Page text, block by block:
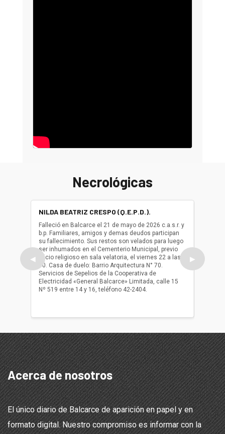
Necrológicas
◀
NILDA BEATRIZ CRESPO (Q.E.P.D.).
Falleció en Balcarce el 21 de mayo de 2026 c.a.s.r. y
b.p. Familiares, amigos y demas deudos participan
su fallecimiento. Sus restos son velados para luego
ser inhumados en el Cementerio Municipal, previo
oficio religioso en sala velatoria, el viernes 22 a las
10. Casa de duelo: Barrio Arquitectura N° 70.
Servicios de Sepelios de la Cooperativa de
Electricidad «General Balcarce» Limitada, calle 15
Nº 519 entre 14 y 16, teléfono 42-2404.
ser
oficio
▶
Acerca de nosotros
El único diario de Balcarce de aparición en papel y en
formato digital. Nuestro compromiso es informar con la